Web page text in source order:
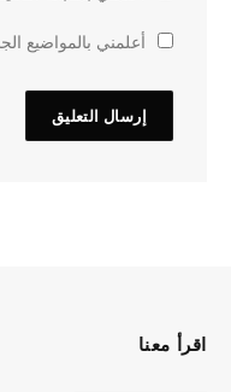
أعلمني بالمواضيع
اقرأ معنا